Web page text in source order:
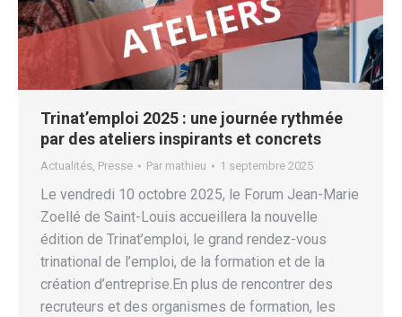
Trinat’emploi 2025 : une journée rythmée
par des ateliers inspirants et concrets
Actualités, Presse Par mathieu 1 septembre 2025
Le vendredi 10 octobre 2025, le Forum Jean-Marie
Zoellé de Saint-Louis accueillera la nouvelle
édition de Trinat’emploi, le grand rendez-vous
trinational de l’emploi, de la formation et de la
création d’entreprise.En plus de rencontrer des
recruteurs et des organismes de formation, les